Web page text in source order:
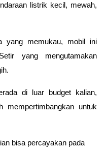
listrik kecil, mewah,
yang memukau, mobil ini
yang mengutamakan
di luar budget kalian,
mempertimbangkan untuk
bisa percayakan pada